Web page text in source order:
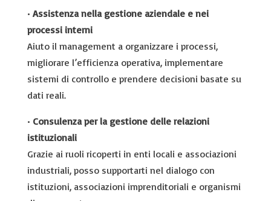
• Assistenza nella gestione aziendale e nei
processi interni
Aiuto il management a organizzare i processi,
migliorare l’efficienza operativa, implementare
sistemi di controllo e prendere decisioni basate su
dati reali.
• Consulenza per la gestione delle relazioni
istituzionali
Grazie ai ruoli ricoperti in enti locali e associazioni
industriali, posso supportarti nel dialogo con
istituzioni, associazioni imprenditoriali e organismi